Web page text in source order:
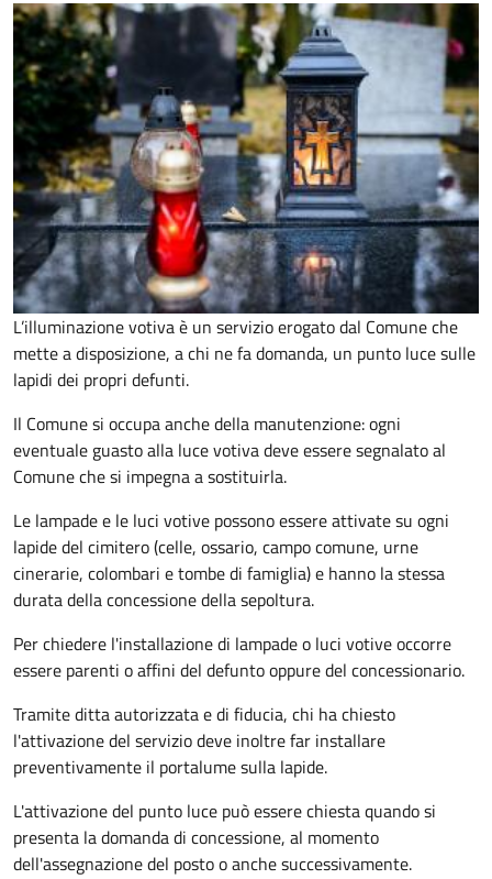
L’illuminazione votiva è un servizio erogato dal Comune che
mette a disposizione, a chi ne fa domanda, un punto luce sulle
lapidi dei propri defunti.
Il Comune si occupa anche della manutenzione: ogni
eventuale guasto alla luce votiva deve essere segnalato al
Comune che si impegna a sostituirla.
Le lampade e le luci votive possono essere attivate su ogni
lapide del cimitero (celle, ossario, campo comune, urne
cinerarie, colombari e tombe di famiglia) e hanno la stessa
durata della concessione della sepoltura.
Per chiedere l'installazione di lampade o luci votive occorre
essere parenti o affini del defunto oppure del concessionario.
Tramite ditta autorizzata e di fiducia, chi ha chiesto
l'attivazione del servizio deve inoltre far installare
preventivamente il portalume sulla lapide.
L'attivazione del punto luce può essere chiesta quando si
presenta la domanda di concessione, al momento
dell'assegnazione del posto o anche successivamente.